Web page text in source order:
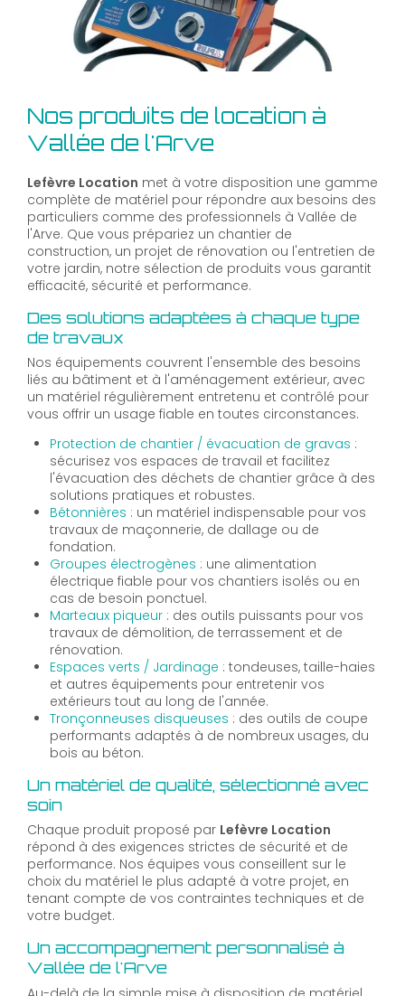
Nos produits de location à
Vallée de l'Arve
Lefèvre Location met à votre disposition une gamme
complète de matériel pour répondre aux besoins des
particuliers comme des professionnels à Vallée de
l'Arve. Que vous prépariez un chantier de
construction, un projet de rénovation ou l'entretien de
votre jardin, notre sélection de produits vous garantit
efficacité, sécurité et performance.
Des solutions adaptées à chaque type
de travaux
Nos équipements couvrent l'ensemble des besoins
liés au bâtiment et à l'aménagement extérieur, avec
un matériel régulièrement entretenu et contrôlé pour
vous offrir un usage fiable en toutes circonstances.
Protection de chantier / évacuation de gravas :
sécurisez vos espaces de travail et facilitez
l'évacuation des déchets de chantier grâce à des
solutions pratiques et robustes.
Bétonnières : un matériel indispensable pour vos
travaux de maçonnerie, de dallage ou de
fondation.
Groupes électrogènes : une alimentation
électrique fiable pour vos chantiers isolés ou en
cas de besoin ponctuel.
Marteaux piqueur : des outils puissants pour vos
travaux de démolition, de terrassement et de
rénovation.
Espaces verts / Jardinage : tondeuses, taille-haies
et autres équipements pour entretenir vos
extérieurs tout au long de l'année.
Tronçonneuses disqueuses : des outils de coupe
performants adaptés à de nombreux usages, du
bois au béton.
Un matériel de qualité, sélectionné avec
soin
Chaque produit proposé par Lefèvre Location
répond à des exigences strictes de sécurité et de
performance. Nos équipes vous conseillent sur le
choix du matériel le plus adapté à votre projet, en
tenant compte de vos contraintes techniques et de
votre budget.
Un accompagnement personnalisé à
Vallée de l'Arve